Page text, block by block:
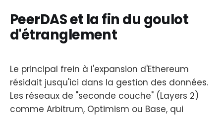
PeerDAS et la fin du goulot
d'étranglement
Le principal frein à l'expansion d'Ethereum
résidait jusqu'ici dans la gestion des données.
Les réseaux de "seconde couche" (Layers 2)
comme Arbitrum, Optimism ou Base, qui